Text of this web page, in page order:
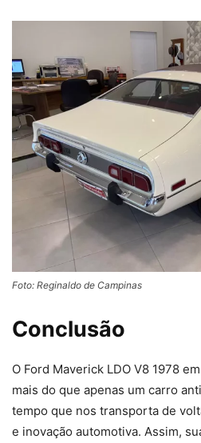
Foto: Reginaldo de Campinas
Conclusão
O Ford Maverick LDO V8 1978
mais do que apenas um carro
tempo que nos transporta de
e inovação automotiva. Assim,